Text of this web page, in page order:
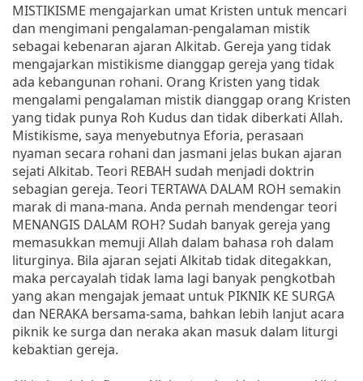
MISTIKISME mengajarkan umat Kristen untuk mencari
dan mengimani pengalaman-pengalaman mistik
sebagai kebenaran ajaran Alkitab. Gereja yang tidak
mengajarkan mistikisme dianggap gereja yang tidak
ada kebangunan rohani. Orang Kristen yang tidak
mengalami pengalaman mistik dianggap orang Kristen
yang tidak punya Roh Kudus dan tidak diberkati Allah.
Mistikisme, saya menyebutnya Eforia, perasaan
nyaman secara rohani dan jasmani jelas bukan ajaran
sejati Alkitab. Teori REBAH sudah menjadi doktrin
sebagian gereja. Teori TERTAWA DALAM ROH semakin
marak di mana-mana. Anda pernah mendengar teori
MENANGIS DALAM ROH? Sudah banyak gereja yang
memasukkan memuji Allah dalam bahasa roh dalam
liturginya. Bila ajaran sejati Alkitab tidak ditegakkan,
maka percayalah tidak lama lagi banyak pengkotbah
yang akan mengajak jemaat untuk PIKNIK KE SURGA
dan NERAKA bersama-sama, bahkan lebih lanjut acara
piknik ke surga dan neraka akan masuk dalam liturgi
kebaktian gereja.